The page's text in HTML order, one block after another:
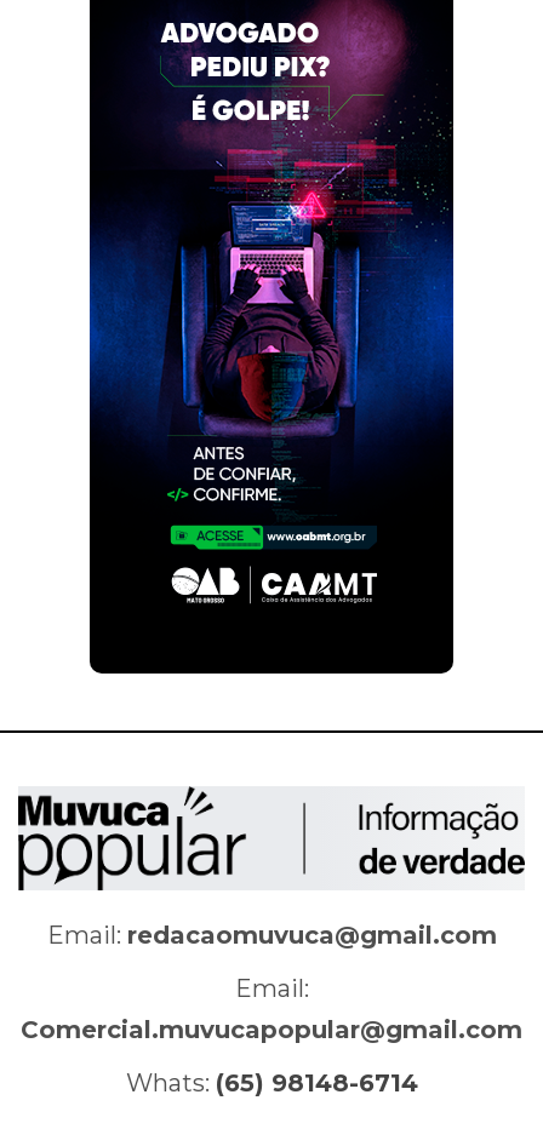
Email: redacaomuvuca@gmail.com
Email:
Comercial.muvucapopular@gmail.com
Whats: (65) 98148-6714